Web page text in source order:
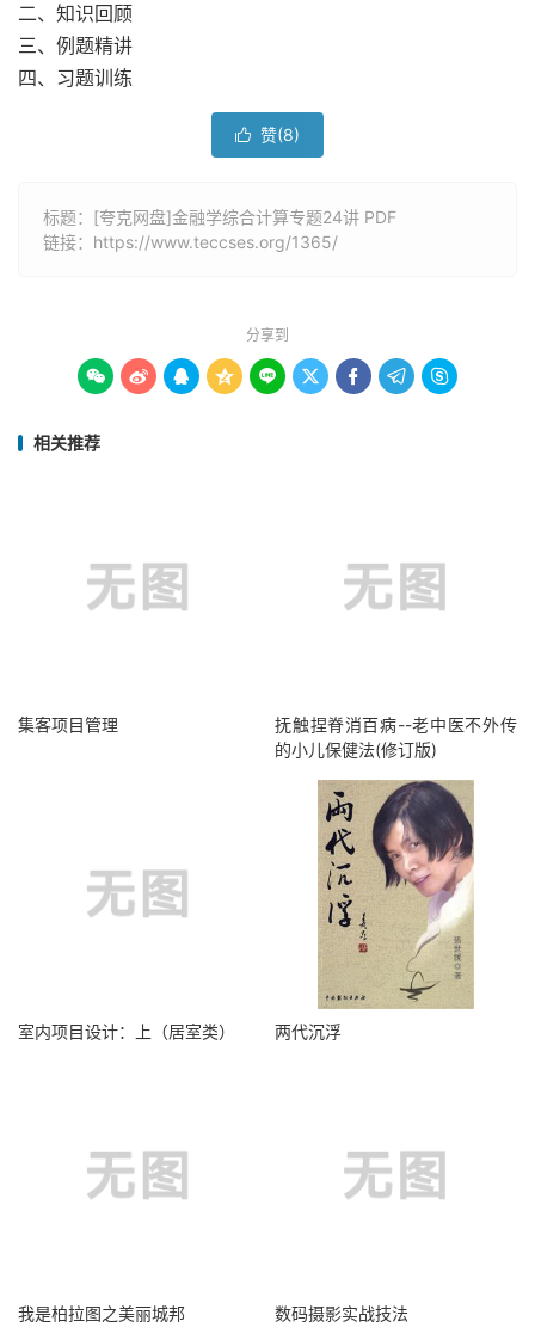
二、知识回顾
三、例题精讲
四、习题训练
 赞(8)
标题：[夸克网盘]金融学综合计算专题24讲 PDF
链接： https://www.teccses.org/1365/
分享到
        
相关推荐
集客项目管理
抚触捏脊消百病--老中医不外传
的小儿保健法(修订版)
室内项目设计：上（居室类） 两代沉浮
我是柏拉图之美丽城邦 数码摄影实战技法